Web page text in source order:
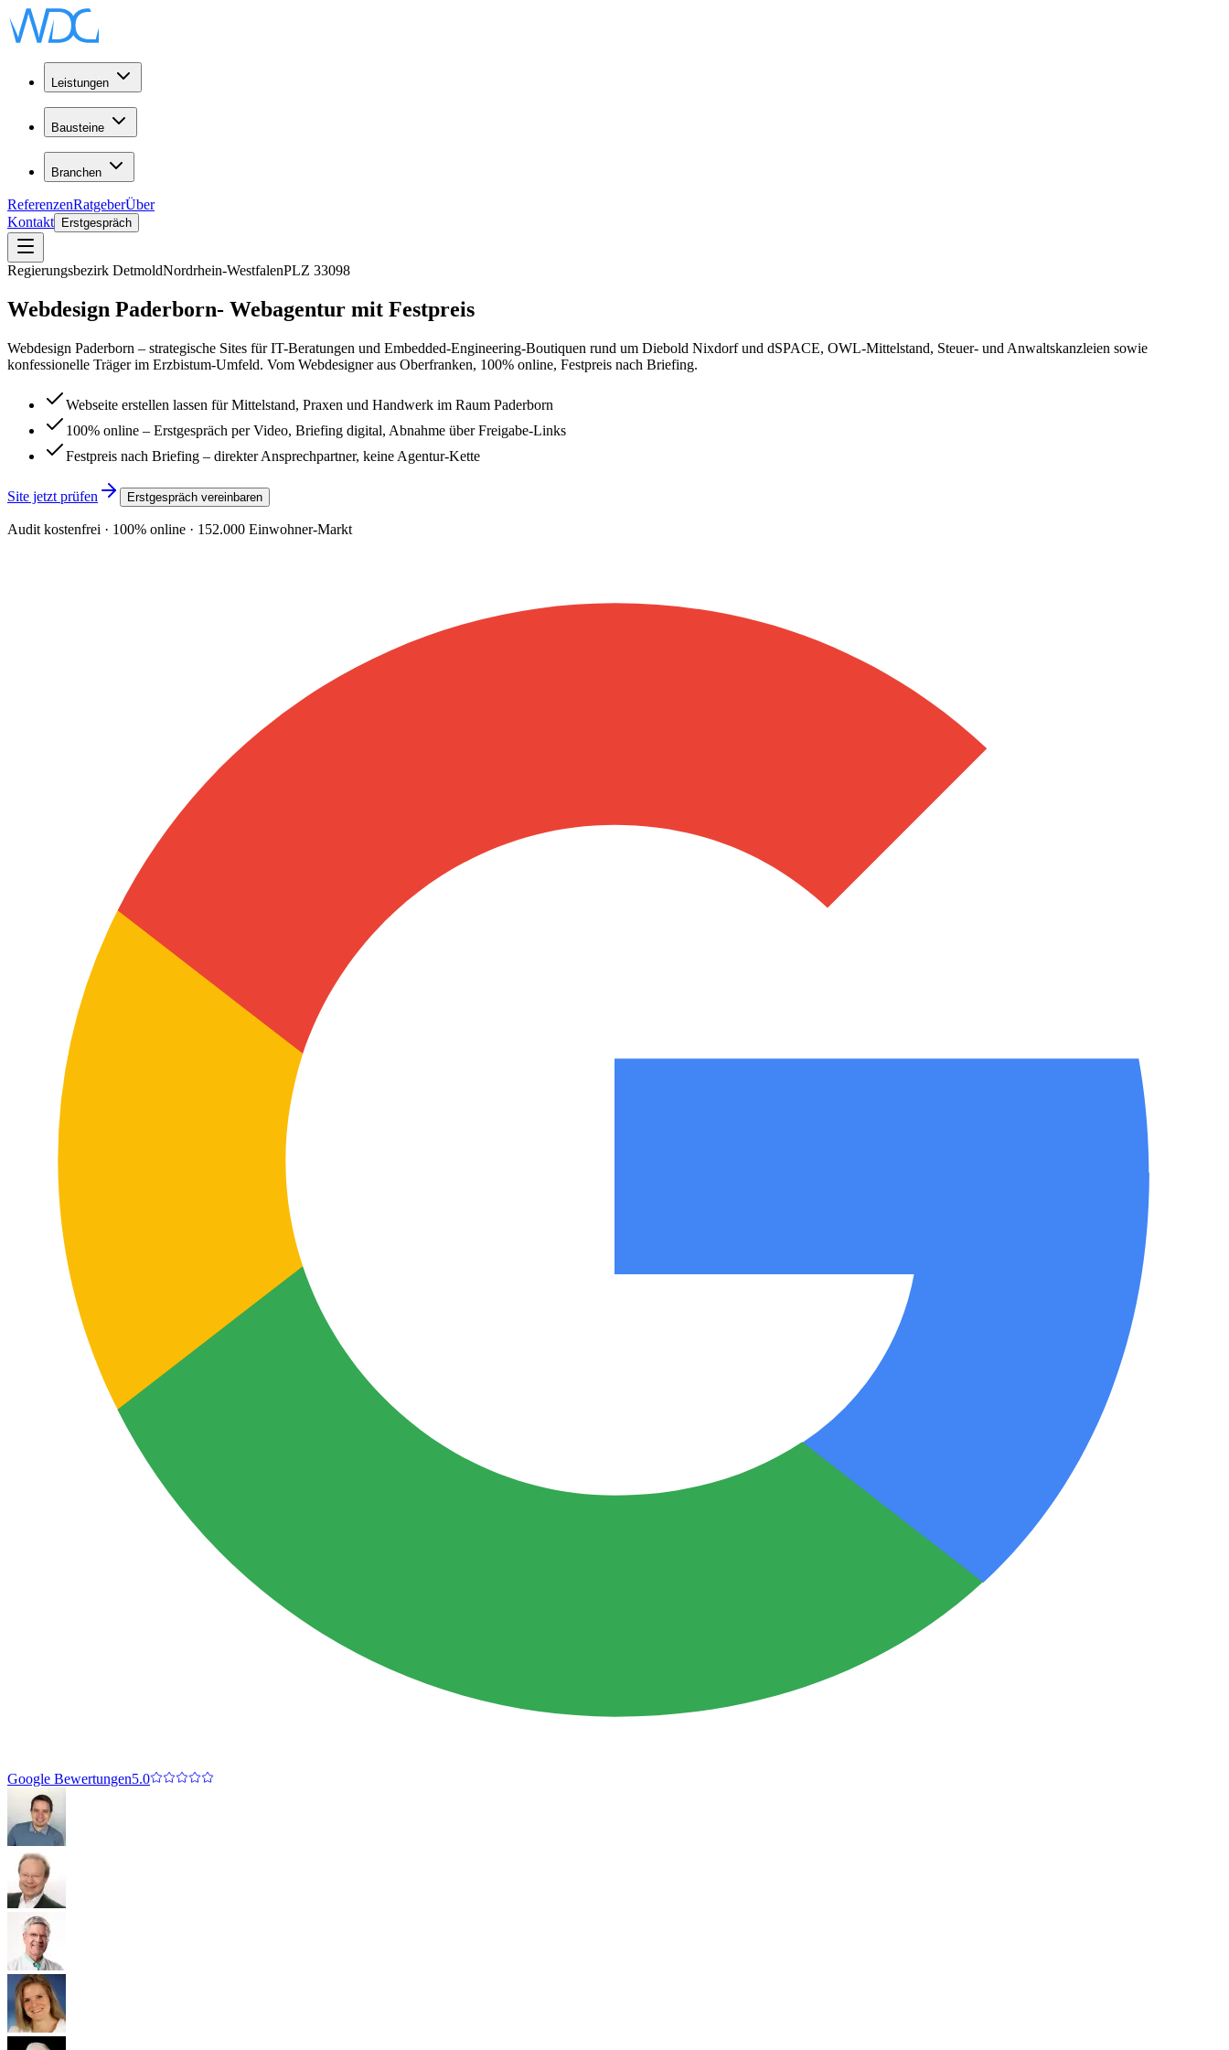
Leistungen
Bausteine
Branchen
ReferenzenRatgeberÜber
Kontakt
Erstgespräch
Regierungsbezirk DetmoldNordrhein-WestfalenPLZ 33098
Webdesign Paderborn- Webagentur mit Festpreis
Webdesign Paderborn – strategische Sites für IT-Beratungen und Embedded-Engineering-Boutiquen rund um Diebold Nixdorf und dSPACE, OWL-Mittelstand, Steuer- und Anwaltskanzleien sowie
konfessionelle Träger im Erzbistum-Umfeld. Vom Webdesigner aus Oberfranken, 100% online, Festpreis nach Briefing.
Webseite erstellen lassen für Mittelstand, Praxen und Handwerk im Raum Paderborn
100% online – Erstgespräch per Video, Briefing digital, Abnahme über Freigabe-Links
Festpreis nach Briefing – direkter Ansprechpartner, keine Agentur-Kette
Site jetzt prüfen Erstgespräch vereinbaren
Audit kostenfrei · 100% online · 152.000 Einwohner-Markt
Google Bewertungen5.0